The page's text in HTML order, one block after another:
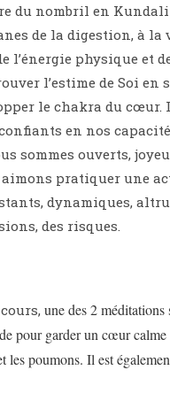
du nombril en
de la digestion, à la
l’énergie physique et
l’estime de Soi en
le chakra du cœur.
en nos
sommes ouverts,
pratiquer une
dynamiques,
des risques.
une des 2
pour garder un cœur
poumons. Il est